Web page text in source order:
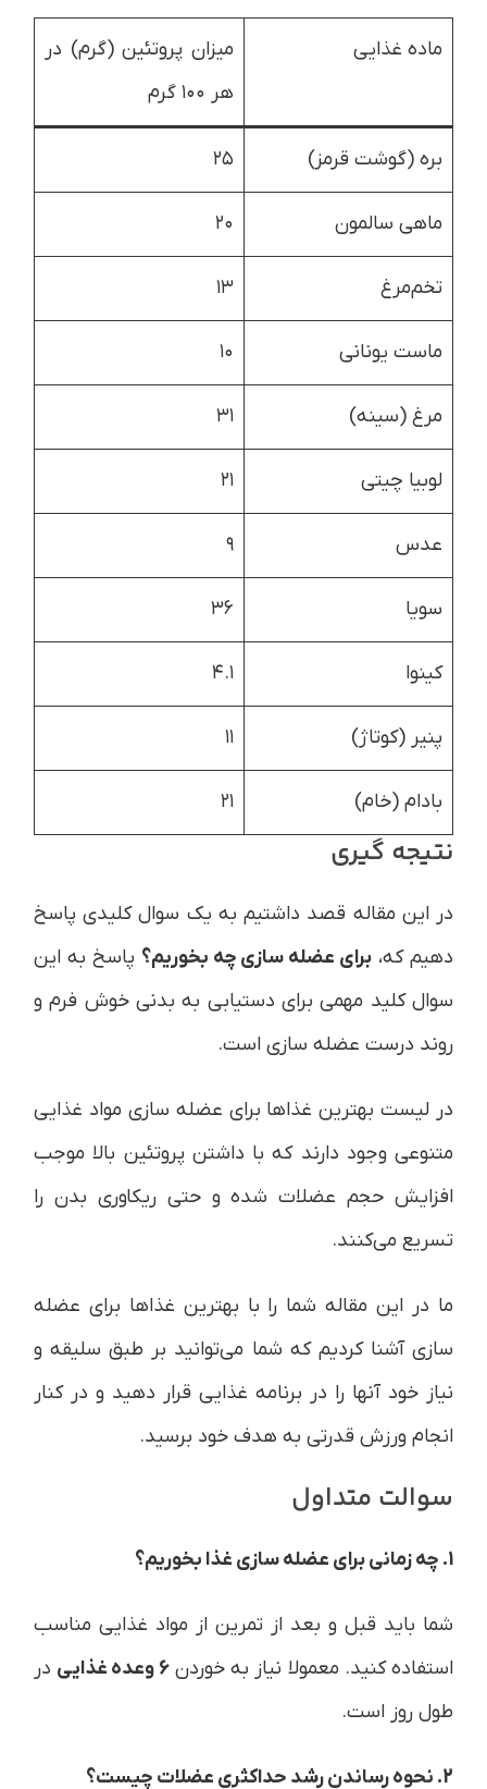
ماده غذایی
میزان پروتئین (گرم) در
هر ۱۰۰ گرم
بره (گوشت قرمز) ۲۵
ماهی سالمون ۲۰
تخم‌مرغ ۱۳
ماست یونانی ۱۰
مرغ (سینه) ۳۱
لوبیا چیتی ۲۱
عدس ۹
سویا ۳۶
کینوا ۴.۱
پنیر (کوتاژ) ۱۱
بادام (خام) ۲۱
نتیجه گیری
در این مقاله قصد داشتیم به یک سوال کلیدی پاسخ
دهیم که، برای عضله سازی چه بخوریم؟ پاسخ به این
سوال کلید مهمی برای دستیابی به بدنی خوش فرم و
روند درست عضله سازی است.
در لیست بهترین غذاها برای عضله سازی مواد غذایی
متنوعی وجود دارند که با داشتن پروتئین بالا موجب
افزایش حجم عضلات شده و حتی ریکاوری بدن را
تسریع می‌کنند.
ما در این مقاله شما را با بهترین غذاها برای عضله
سازی آشنا کردیم که شما می‌توانید بر طبق سلیقه و
نیاز خود آنها را در برنامه غذایی قرار دهید و در کنار
انجام ورزش قدرتی به هدف خود برسید.
سوالت متداول
1. چه زمانی برای عضله سازی غذا بخوریم؟
شما باید قبل و بعد از تمرین از مواد غذایی مناسب
استفاده کنید. معمولا نیاز به خوردن6 وعده غذایی
در
طول روز است.
2. نحوه رساندن رشد حداکثری عضلات چیست؟